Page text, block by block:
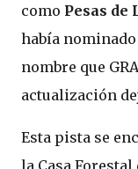
como Pesas de
había
nombre que
actualización
Esta pista se